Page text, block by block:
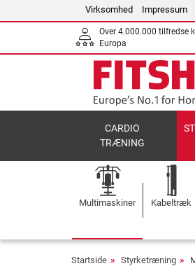
Virksomhed Impressum
Over 4.000.000 tilfredse
Europa
CARDIO
TRÆNING
Multimaskiner Kabeltræk
Startside Styrketræning